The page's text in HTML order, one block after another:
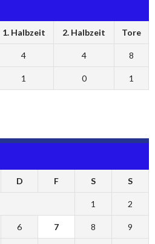
1. Halbzeit 2. Halbzeit Tore
4 4 8
1 0 1
D F S S
1 2
6 7 8 9